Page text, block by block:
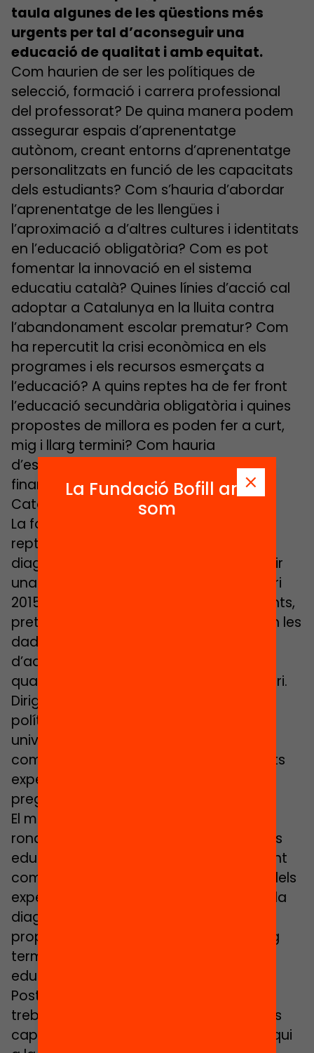
taula algunes de les qüestions més
urgents per tal d’aconseguir una
educació de qualitat i amb equitat.
Com haurien de ser les polítiques de
selecció, formació i carrera professional
del professorat? De quina manera podem
assegurar espais d’aprenentatge
autònom, creant entorns d’aprenentatge
personalitzats en funció de les capacitats
dels estudiants? Com s’hauria d’abordar
l’aprenentatge de les llengües i
l’aproximació a d’altres cultures i identitats
en l’educació obligatòria? Com es pot
fomentar la innovació en el sistema
educatiu català? Quines línies d’acció cal
adoptar a Catalunya en la lluita contra
l’abandonament escolar prematur? Com
ha repercutit la crisi econòmica en els
programes i els recursos esmerçats a
l’educació? A quins reptes ha de fer front
l’educació secundària obligatòria i quines
propostes de millora es poden fer a curt,
mig i llarg termini? Com hauria
d’estructurar-se el sistema de
finançament de l’educació superior a
Catalunya?
La formació a Catalunya s’enfronta a
reptes de naturalesa diversa que cal
diagnosticar i sobre els que cal construir
una agenda d’acció per al futur. L’Anuari
2015, a diferència dels anuaris precedents,
pretén anar més enllà del que ens diuen les
dades disponibles abordant alguns
d’aquests reptes a partir d’un treball
qualitatiu d’anàlisi i discussió en seminari.
Dirigit per
polítiques educatives i en gestió
universitària i de la recerca, l’anuari
compta amb la participació de diferents
experts que donaran resposta a les
preguntes plantejades.
El mes de juny passat es va iniciar una
ronda de seminaris amb experts i actors
educatius dels àmbits analitzats. Prenent
com a punt de partida el treball inicial dels
experts, els seminaris pretenen enriquir la
diagnosi inicial i sobretot, incorporar
propostes per a l’acció a curt, mig i llarg
termini en matèria de gestió i política
educativa.
Posteriorment als seminaris els experts
treballaran en la redacció final dels seus
capítols. Es preveu que l’Anuari es publiqui
La Fundació Bofill ara
som